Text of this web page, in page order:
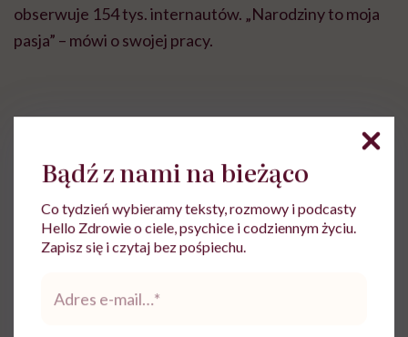
obserwuje 154 tys. internautów. „Narodziny to moja
pasja” – mówi o swojej pracy.
Anna Jastrzębska
kulturoznawczyni. Pracowała m.in. dla
Wirtualnej Polski, NaTemat.pl. Tvn24.pl,
"Przekroju" i "Art & Business" (jako
Zobacz profil
Bądź z nami na bieżąco
Co tydzień wybieramy teksty, rozmowy i podcasty
Hello Zdrowie o ciele, psychice i codziennym życiu.
Zapisz się i czytaj bez pośpiechu.
mail*